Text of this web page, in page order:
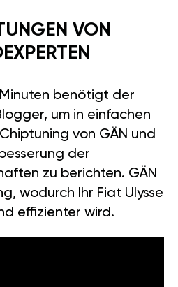
VON
benötigt der
um in einfachen
von GÄN und
der
zu berichten. GÄN
wodurch Ihr Fiat Ulysse
effizienter wird.